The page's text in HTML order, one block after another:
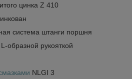
цинка Z 410
система штанги поршня
образной рукояткой
NLGI 3